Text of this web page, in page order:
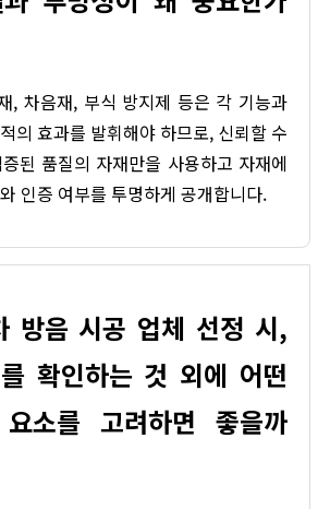
, 차음재, 부식 방지제 등은 각 기능과
의 효과를 발휘해야 하므로, 신뢰할 수
된 품질의 자재만을 사용하고 자재에
인증 여부를 투명하게 공개합니다.
방음 시공 업체 선정 시,
확인하는 것 외에 어떤
소를 고려하면 좋을까